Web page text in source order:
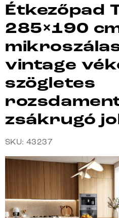
Étkezőpad
285×190
vintage
szögletes
zsákrugó
SKU: 43237